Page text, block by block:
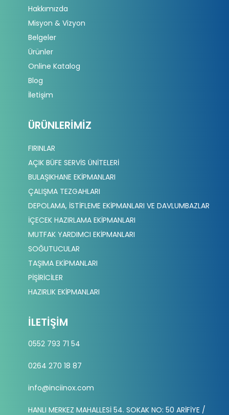
Hakkımızda
Misyon & Vizyon
Belgeler
Ürünler
Online Katalog
Blog
İletişim
ÜRÜNLERIMIZ
FIRINLAR
AÇIK BÜFE SERVİS ÜNİTELERİ
BULAŞIKHANE EKİPMANLARI
ÇALIŞMA TEZGAHLARI
DEPOLAMA, İSTİFLEME EKİPMANLARI VE DAVLUMBAZLAR
İÇECEK HAZIRLAMA EKİPMANLARI
MUTFAK YARDIMCI EKİPMANLARI
SOĞUTUCULAR
TAŞIMA EKİPMANLARI
PİŞİRİCİLER
HAZIRLIK EKİPMANLARI
İLETIŞIM
0552 793 71 54
0264 270 18 87
info@inciinox.com
HANLI MERKEZ MAHALLESİ 54. SOKAK NO: 50 ARİFİYE /